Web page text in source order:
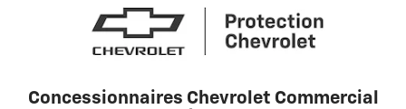
Concessionnaires Chevrolet Commercial